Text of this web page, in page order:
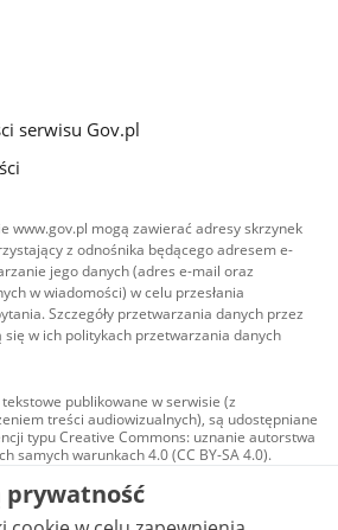
serwisu Gov.pl
www.gov.pl mogą zawierać adresy skrzynek
z odnośnika będącego adresem e-
jego danych (adres e-mail oraz
w wiadomości) w celu przesłania
Szczegóły przetwarzania danych przez
się w ich politykach przetwarzania danych
publikowane w serwisie (z
treści audiowizualnych), są udostępniane
typu Creative Commons: uznanie autorstwa
samych warunkach 4.0 (CC BY-SA 4.0).
audiowizualne, w tym zdjęcia, materiały
wideo, są udostępniane na licencji typu
Commons: uznanie autorstwa użycie
- bez utworów zależnych 4.0 (CC BY-
prywatność